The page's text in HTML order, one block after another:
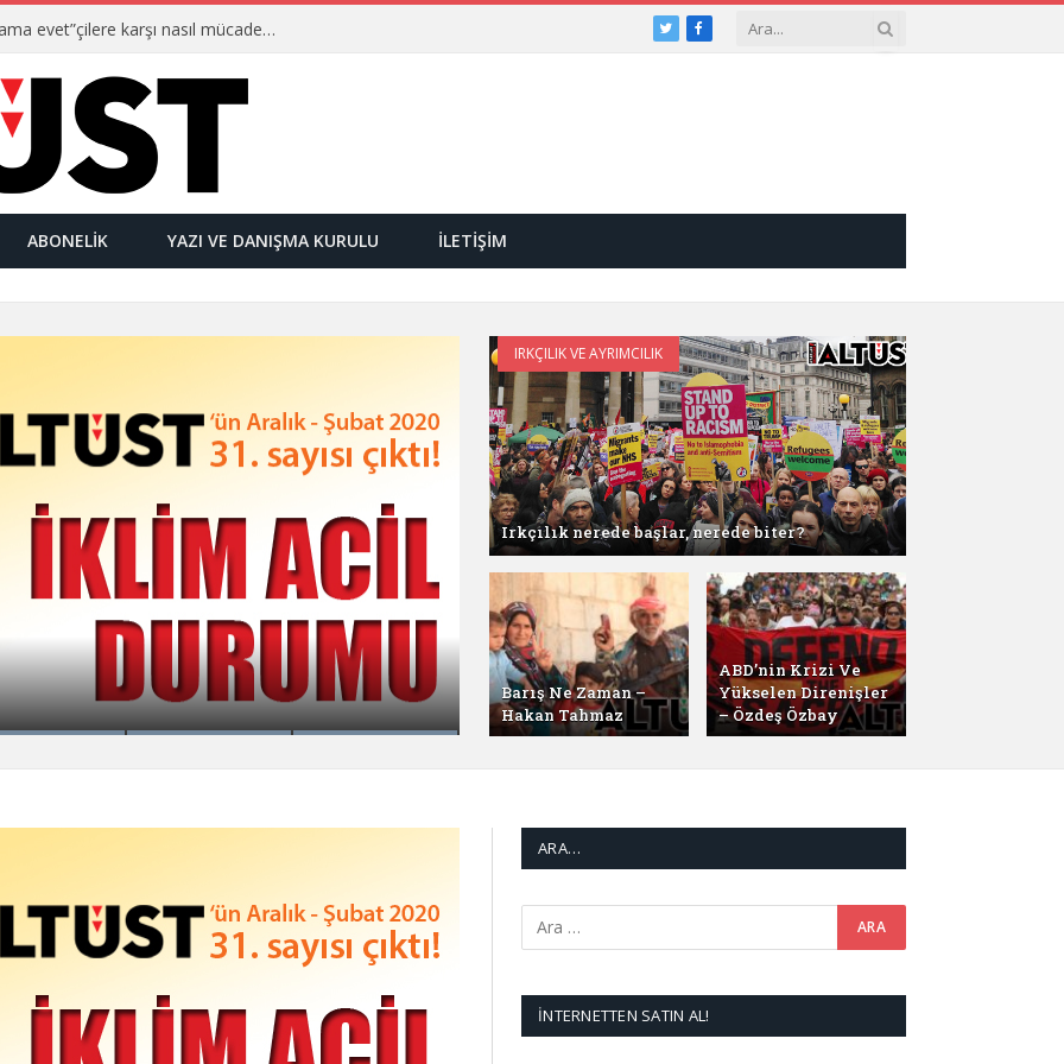
Ulusalcılar kimlerdir ve “Yetmez ama evet”çilere karşı nasıl mücadele ederler? TwitterFacebook
ABONELIK YAZI VE DANIŞMA KURULU İLETIŞIM
1913-1922
IRKÇILIK VE AYRIMCILIK
Irkçılık nerede başlar, nerede biter?
Barış Ne Zaman –
Hakan Tahmaz
ABD’nin Krizi Ve
Yükselen Direnişler
– Özdeş Özbay
ARA…
İNTERNETTEN SATIN AL!